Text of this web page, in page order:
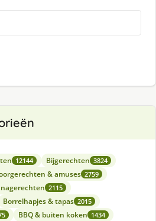
12144 Bijgerechten 3824
& amuses 2759
2115
Borrelhapjes & tapas 2015
BBQ & buiten koken 1434